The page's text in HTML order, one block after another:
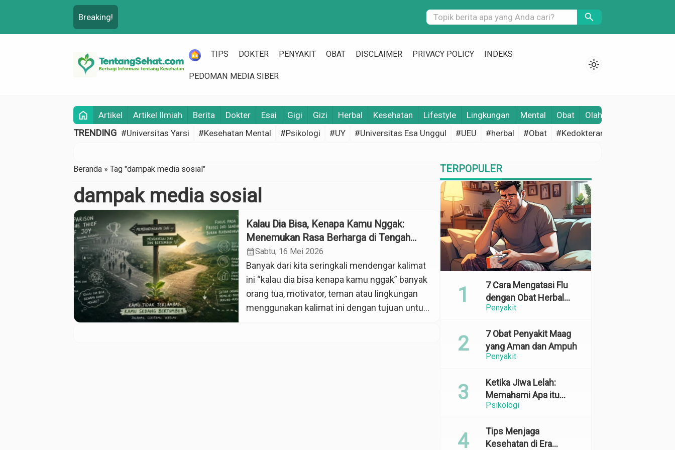
Breaking! search
HOME
TIPS DOKTER PENYAKIT OBAT DISCLAIMER PRIVACY POLICY INDEKS
PEDOMAN MEDIA SIBER
light_mode
home Artikel Artikel Ilmiah Berita Dokter Esai Gigi Gizi Herbal Kesehatan Lifestyle Lingkungan Mental Obat Olahraga
TRENDING #Universitas Yarsi #Kesehatan Mental #Psikologi #UY #Universitas Esa Unggul #UEU #herbal #Obat #Kedokteran
Beranda » Tag "dampak media sosial"
dampak media sosial
Kalau Dia Bisa, Kenapa Kamu Nggak:
Menemukan Rasa Berharga di Tengah
Dunia yang Menuntut Keseragaman
calendar_monthSabtu, 16 Mei 2026
Banyak dari kita seringkali mendengar kalimat
ini “kalau dia bisa kenapa kamu nggak” banyak
orang tua, motivator, teman atau lingkungan
menggunakan kalimat ini dengan tujuan untuk
TERPOPULER
Penyakit
7 Cara Mengatasi Flu
dengan Obat Herbal
yang Ampuh dan
Penyakit
7 Obat Penyakit Maag
yang Aman dan Ampuh
Psikologi
Ketika Jiwa Lelah:
Memahami Apa itu
Emotional Exhaustion
Tips Menjaga
Kesehatan di Era